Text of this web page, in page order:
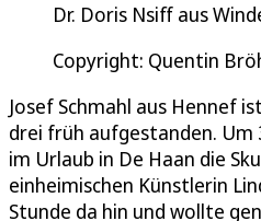
Dr. Doris Nsiff aus
Copyright: Quentin
Josef Schmahl aus Hennef
drei früh aufgestanden.
im Urlaub in De Haan die
einheimischen Künstlerin
Stunde da hin und wollte